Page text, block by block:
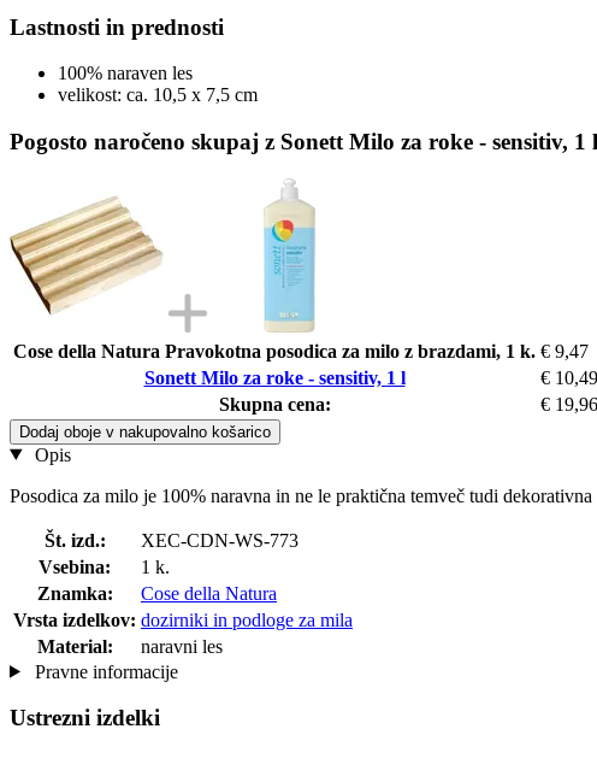
Lastnosti in prednosti
100% naraven les
velikost: ca. 10,5 x 7,5 cm
Pogosto naročeno skupaj z Sonett Milo za roke - sensitiv, 1 l
Cose della Natura Pravokotna posodica za milo z brazdami, 1 k. € 9,47
Sonett Milo za roke - sensitiv, 1 l
€ 10,49
Skupna cena:
€ 19,96
Dodaj oboje v nakupovalno košarico
Opis
Posodica za milo je 100% naravna in ne le praktična temveč tudi
Št. izd.:
XEC-CDN-WS-773
Vsebina:
1 k.
Znamka:
Cose della Natura
Vrsta izdelkov: dozirniki in podloge za mila
Material:
naravni les
Pravne informacije
Ustrezni izdelki